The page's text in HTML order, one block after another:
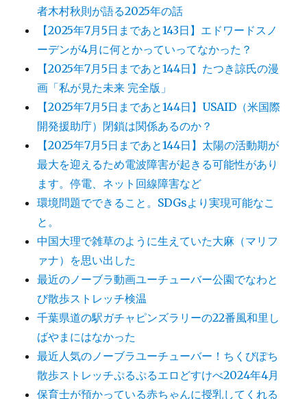
者木村秋則が語る2025年の話
【2025年7月5日まであと143日】エドワードスノ
ーデンが4月に何とかっていってなかった？
【2025年7月5日まであと144日】たつき諒氏の漫
画「私が見た未来 完全版」
【2025年7月5日まであと144日】USAID（米国際
開発援助庁）閉鎖は関係あるのか？
【2025年7月5日まであと144日】太陽の活動期が
最大を迎えるため電波障害が起きる可能性があり
ます。停電、ネット回線障害など
環境問題でできること。SDGsより実現可能なこ
と。
中国大理で雑草のように生えていた大麻（マリフ
ァナ）を思い出した
最近のノーブラ動画ユーチューバー公園でなわと
び散歩ストレッチ検温
千葉県道の駅ガチャピンズラリーの22番風和里し
ばやまにはなかった
最近人気のノーブラユーチューバー！ちくびぽち
散歩ストレッチぷるぷるエロどすけべ2024年4月
保育士が預かっている赤ちゃんに授乳してくれる